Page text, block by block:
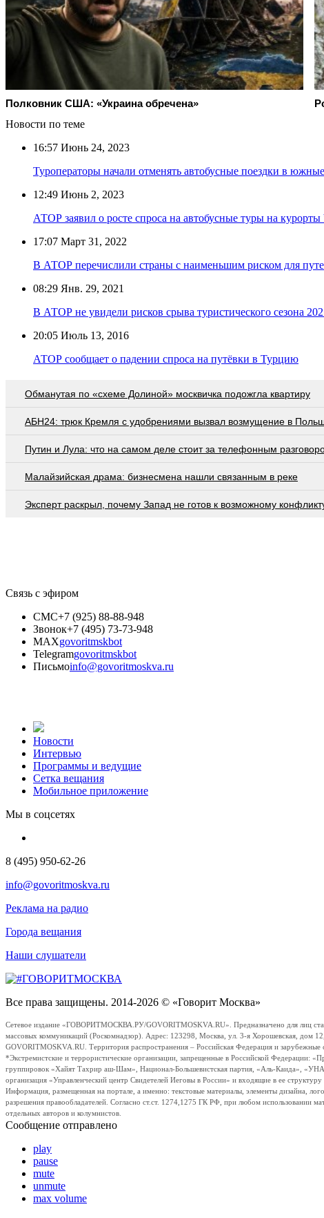
Полковник США: «Украина обречена»
Новости по теме
16:57 Июнь 24, 2023
Туроператоры начали отменять автобусные поездки в
12:49 Июнь 2, 2023
АТОР заявил о росте спроса на автобусные туры на
17:07 Март 31, 2022
В АТОР перечислили страны с наименьшим риском для
08:29 Янв. 29, 2021
В АТОР не увидели рисков срыва туристического сезона
20:05 Июль 13, 2016
АТОР сообщает о падении спроса на путёвки в Турцию
Обманутая по «схеме Долиной» москвичка подожгла квартиру
АБН24: трюк Кремля с удобрениями вызвал возмущение в
Путин и Лула: что на самом деле стоит за телефонным
Малайзийская драма: бизнесмена нашли связанным в реке
Эксперт раскрыл, почему Запад не готов к возможному
Связь с эфиром
СМС+7 (925) 88-88-948
Звонок+7 (495) 73-73-948
MAXgovoritmskbot
Telegramgovoritmskbot
Письмоinfo@govoritmoskva.ru
Новости
Интервью
Программы и ведущие
Сетка вещания
Мобильное приложение
Мы в соцсетях
8 (495) 950-62-26
info@govoritmoskva.ru
Реклама на радио
Города вещания
Наши слушатели
Все права защищены. 2014-2026 © «Говорит Москва»
Сетевое издание «ГОВОРИТМОСКВА.РУ/GOVORITMOSKVA.RU». Предназначено для лиц
массовых коммуникаций (Роскомнадзор). Адрес: 123298, Москва, ул. 3-я Хорошевская, дом
GOVORITMOSKVA.RU. Территория распространения – Российская Федерация и
*Экстремистские и террористические организации, запрещенные в Российской
группировок «Хайят Тахрир аш-Шам», Национал-Большевистская партия, «Аль-Каида»,
организация «Управленческий центр Свидетелей Иеговы в России» и входящие в ее структуру
Информация, размещенная на портале, а именно: текстовые материалы, элементы дизайна,
разрешения правообладателей. Согласно ст.ст. 1274,1275 ГК РФ, при любом использовании
отдельных авторов и колумнистов.
Сообщение отправлено
play
pause
mute
unmute
max volume